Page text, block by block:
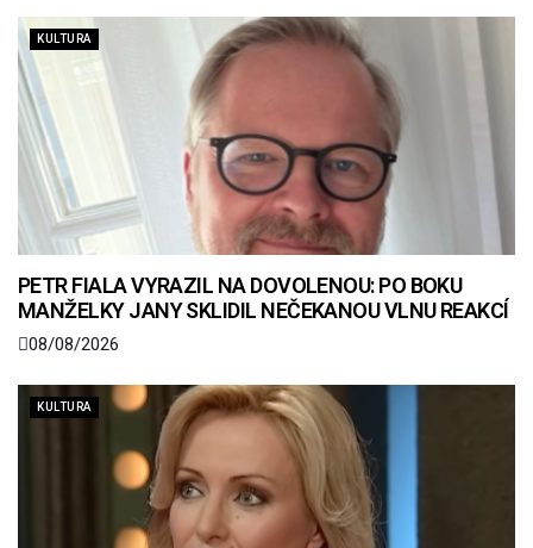
KULTURA
PETR FIALA VYRAZIL NA DOVOLENOU: PO BOKU
MANŽELKY JANY SKLIDIL NEČEKANOU VLNU REAKCÍ
08/08/2026
KULTURA